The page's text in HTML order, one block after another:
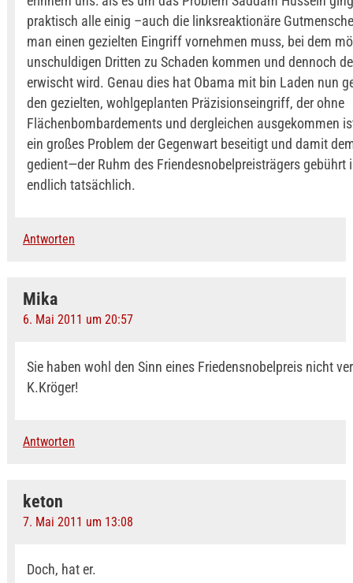
praktisch alle einig –auch die linksreaktionäre
man einen gezielten Eingriff vornehmen muss, bei dem
unschuldigen Dritten zu Schaden kommen und dennoch
erwischt wird. Genau dies hat Obama mit bin Laden nun
den gezielten, wohlgeplanten Präzisionseingriff, der ohne
Flächenbombardements und dergleichen ausgekommen
ein großes Problem der Gegenwart beseitigt und damit
gedient—der Ruhm des Friendesnobelpreisträgers gebührt
endlich tatsächlich.
Antworten
Mika
6. Mai 2011 um 20:57
Sie haben wohl den Sinn eines Friedensnobelpreis nicht
K.Kröger!
Antworten
keton
7. Mai 2011 um 13:08
Doch, hat er.